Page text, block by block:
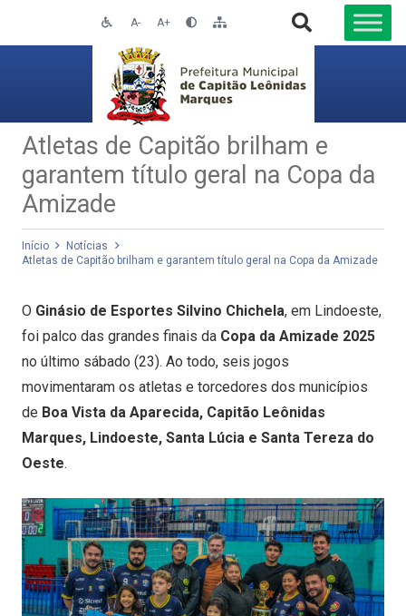
A- A+
Atletas de Capitão brilham e
garantem título geral na Copa da
Amizade
Início
Notícias
Atletas de Capitão brilham e garantem título geral na Copa da Amizade
O Ginásio de Esportes Silvino Chichela, em Lindoeste,
foi palco das grandes finais da Copa da Amizade 2025
no último sábado (23). Ao todo, seis jogos
movimentaram os atletas e torcedores dos municípios
de Boa Vista da Aparecida, Capitão Leônidas
Marques, Lindoeste, Santa Lúcia e Santa Tereza do
Oeste.